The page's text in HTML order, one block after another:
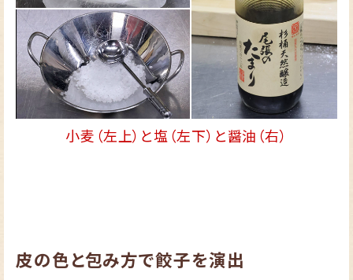
小麦（左上）と塩（左下）と醤油（右）
皮の色と包み方で餃子を演出